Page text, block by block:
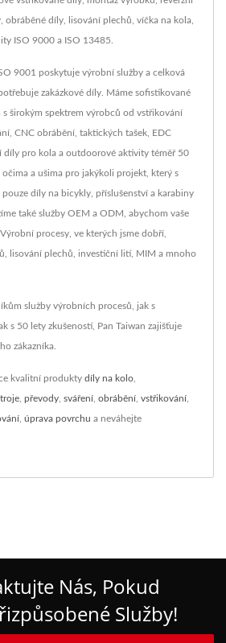
obráběné díly, lisování plechů, víčka na kola,
ISO 9000 a ISO 13485.
9001 poskytuje výrobní služby a celková
zakázkové díly. Máme sofistikované
s širokým spektrem výrobců od vstřikování
CNC obrábění, taktických tašek, EDC
díly pro kola a outdoorové aktivity téměř 50
očima a ušima pro jakýkoli projekt, který s
díly na bicykly, příslušenství a karabiny
také služby OEM a ODM, abychom vaše
procesy, ve kterých jsme dobří,
lisování plechů, investiční lití, MIM a mnoho
služby výrobních procesů, jak s
s 50 lety zkušeností, Pan Taiwan zajišťuje
zákazníka.
kvalitní produkty díly na kolo
převody sváření obrábění vstřikování
úprava povrchu a neváhejte
Nás, Pokud
Služby!